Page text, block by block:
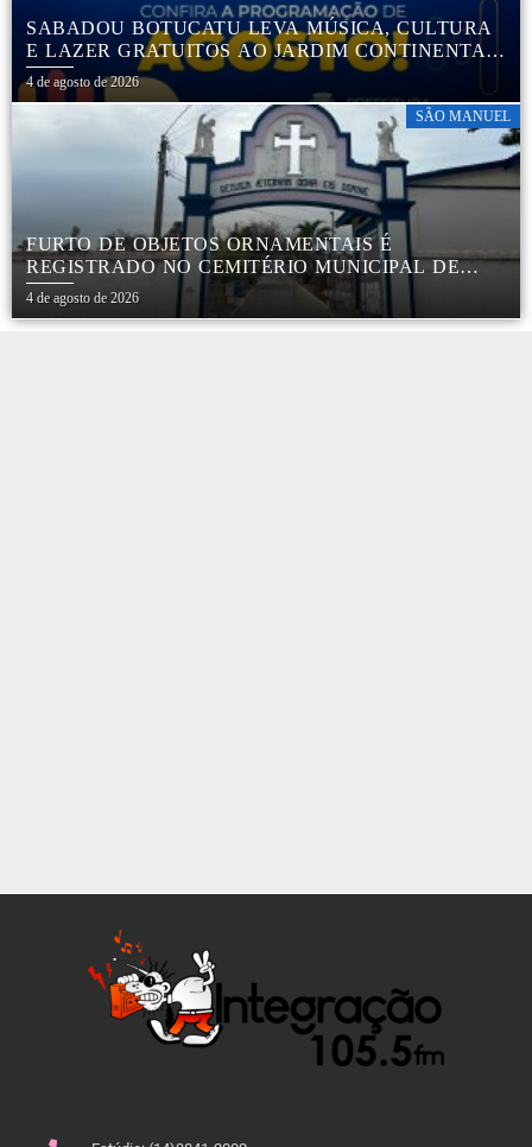
SABADOU BOTUCATU LEVA MÚSICA, CULTURA
E LAZER GRATUITOS AO JARDIM CONTINENTAL
E SANTA ELIZA EM AGOSTO
4 de agosto de 2026
SÃO MANUEL
FURTO DE OBJETOS ORNAMENTAIS É
REGISTRADO NO CEMITÉRIO MUNICIPAL DE
SÃO MANUEL
4 de agosto de 2026